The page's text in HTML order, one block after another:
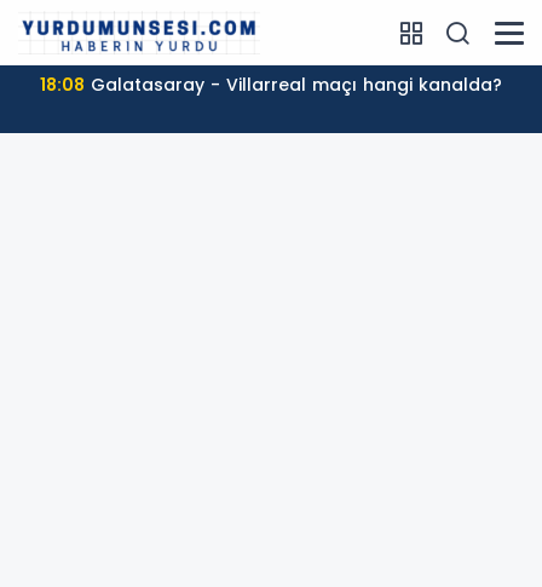
18:08 Galatasaray - Villarreal maçı hangi kanalda?